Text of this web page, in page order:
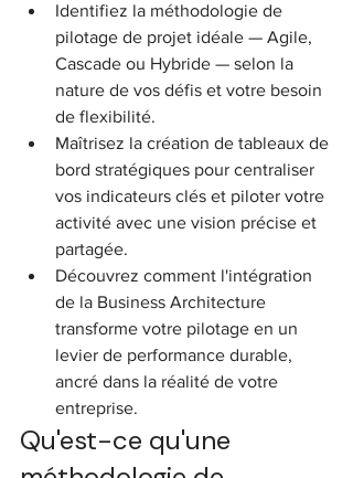
Identifiez la méthodologie de
pilotage de projet idéale — Agile,
Cascade ou Hybride — selon la
nature de vos défis et votre besoin
de flexibilité.
Maîtrisez la création de tableaux de
bord stratégiques pour centraliser
vos indicateurs clés et piloter votre
activité avec une vision précise et
partagée.
Découvrez comment l'intégration
de la Business Architecture
transforme votre pilotage en un
levier de performance durable,
ancré dans la réalité de votre
entreprise.
Qu'est-ce qu'une